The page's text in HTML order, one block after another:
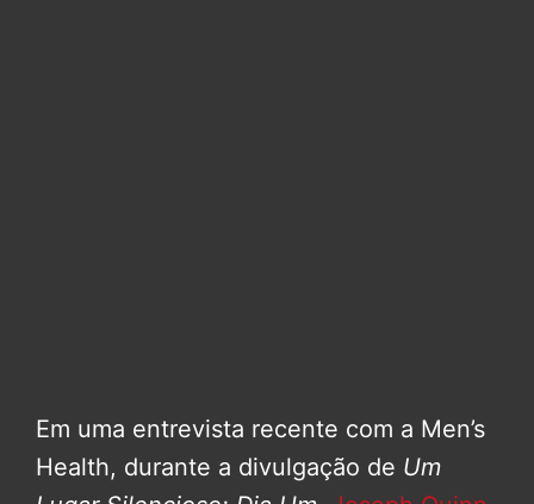
Em uma entrevista recente com a Men’s
Health, durante a divulgação de Um